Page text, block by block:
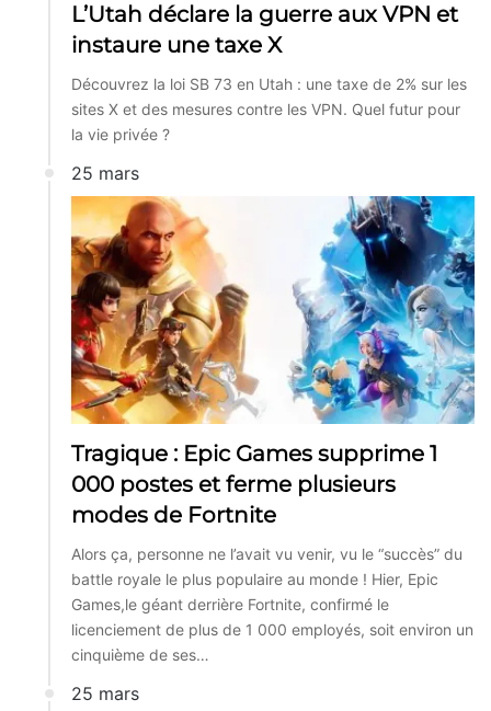
L’Utah déclare la guerre aux VPN et
instaure une taxe X
Découvrez la loi SB 73 en Utah : une taxe de 2% sur les
sites X et des mesures contre les VPN. Quel futur pour
la vie privée ?
25 mars
Tragique : Epic Games supprime 1
000 postes et ferme plusieurs
modes de Fortnite
Alors ça, personne ne l’avait vu venir, vu le “succès” du
battle royale le plus populaire au monde ! Hier, Epic
Games,le géant derrière Fortnite, confirmé le
licenciement de plus de 1 000 employés, soit environ un
cinquième de ses…
25 mars